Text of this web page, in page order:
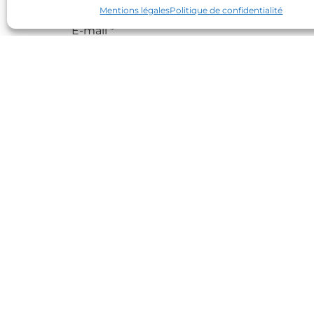
Mentions légalesPolitique de confidentialité
E-mail*